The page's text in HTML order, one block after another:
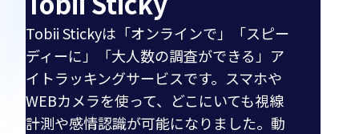
Tobii Stickyは「オンラインで」「スピー
ディーに」「大人数の調査ができる」ア
イトラッキングサービスです。スマホや
WEBカメラを使って、どこにいても視線
計測や感情認識が可能になりました。動